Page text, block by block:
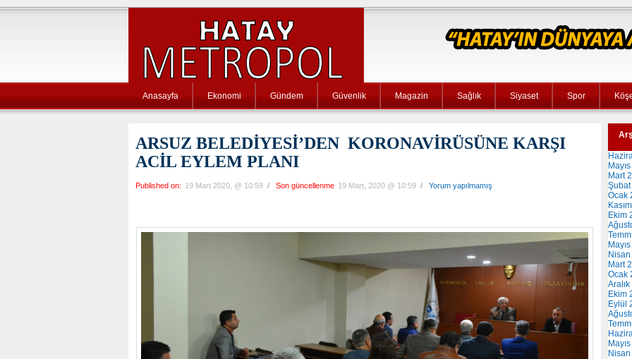
Anasayfa Ekonomi Gündem Güvenlik Magazin Sağlık Siyaset Spor
ARSUZ BELEDİYESİ’DEN KORONAVİRÜSÜNE KARŞI
ACİL EYLEM PLANI
Published on: 19 Mart 2020, @ 10:59 / Son güncellenme 19 Mart, 2020 @ 10:59 / Yorum yapılmamış
Mart
Ocak
Ekim
Mart
Ocak
Ekim
Eylül